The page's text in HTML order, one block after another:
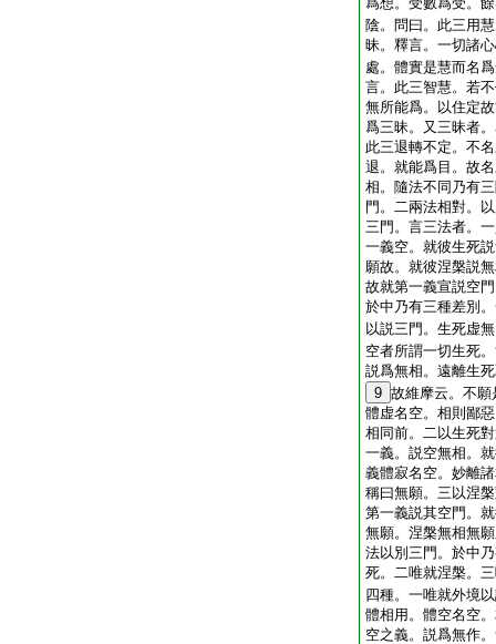
陰。問曰。此三用
昧。釋言。一切諸
處。體實是慧而名
言。此三智慧。若
無所能爲。以住定
爲三昧。又三昧者
此三退轉不定。不
退。就能爲目。故
相。隨法不同乃有
門。二兩法相對。
三門。言三法者。
一義空。就彼生死
願故。就彼涅槃説
故就第一義宣説空
於中乃有三種差別
以説三門。生死虚
空者所謂一切生死
説爲無相。遠離生
9 故維摩云。不
體虚名空。相則鄙
相同前。二以生死
一義。説空無相。
義體寂名空。妙離
稱曰無願。三以涅
第一義説其空門。
無願。涅槃無相無
法以別三門。於中
死。二唯就涅槃。
四種。一唯就外境
體相用。體空名空
空之義。説爲無作